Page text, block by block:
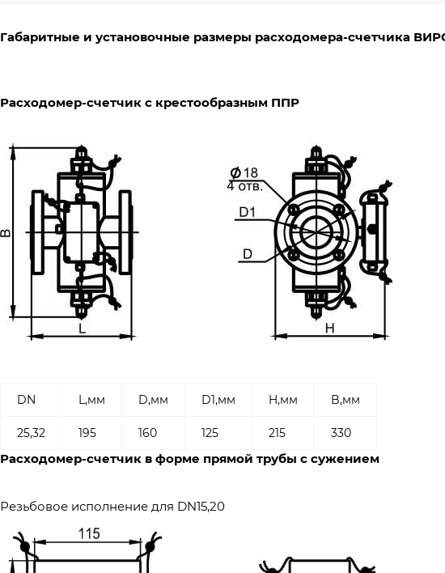
Габаритные и установочные размеры расходомера-счетчика
Расходомер-счетчик с крестообразным ППР
DN L,мм D,мм D1,мм H,мм B,мм
25,32 195 160 125 215 330
Расходомер-счетчик в форме прямой трубы с сужением
Резьбовое исполнение для DN15,20